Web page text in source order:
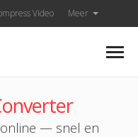
Video Meer
online — snel en